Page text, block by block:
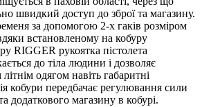
швидкий доступ до зброї та магазину.
за допомогою 2-х гаків розміром
встановленому на кобуру
RIGGER рукоятка пістолета
до тіла людини і дозволяє
одягом навіть габаритні
кобури передбачає регулювання сили
додаткового магазину в кобурі.